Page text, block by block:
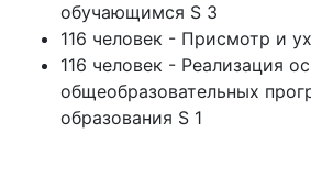
обучающимся S 3
116 человек - Присмотр и
116 человек - Реализация
общеобразовательных
образования S 1